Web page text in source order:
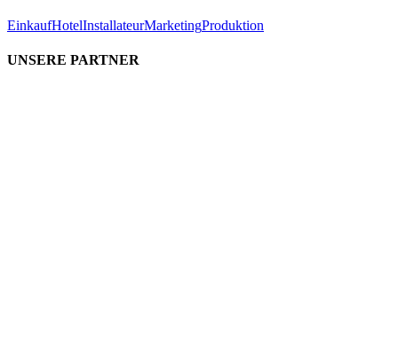
EinkaufHotelInstallateurMarketingProduktion
UNSERE PARTNER